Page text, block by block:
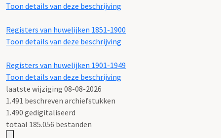
Toon details van deze beschrijving
Registers van huwelijken 1851-1900
Toon details van deze beschrijving
Registers van huwelijken 1901-1949
Toon details van deze beschrijving
laatste wijziging 08-08-2026
1.491 beschreven archiefstukken
1.490 gedigitaliseerd
totaal 185.056 bestanden